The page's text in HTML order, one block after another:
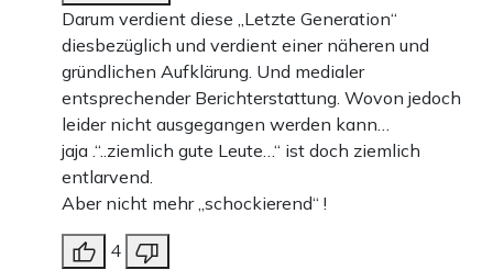
Darum verdient diese „Letzte Generation“
diesbezüglich und verdient einer näheren und
gründlichen Aufklärung. Und medialer
entsprechender Berichterstattung. Wovon jedoch
leider nicht ausgegangen werden kann…
jaja .“..ziemlich gute Leute…“ ist doch ziemlich
entlarvend.
Aber nicht mehr „schockierend“ !
4